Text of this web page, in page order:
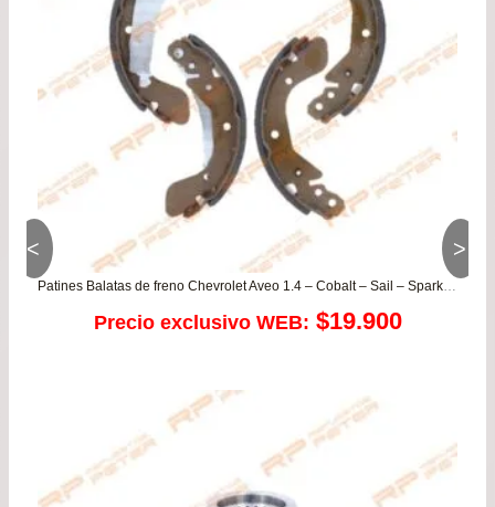
Patines Balatas de freno Chevrolet Aveo 1.4 – Cobalt – Sail – Spark GT – Sonic – Tracker 1.8
Precio exclusivo WEB: $19.900
< >